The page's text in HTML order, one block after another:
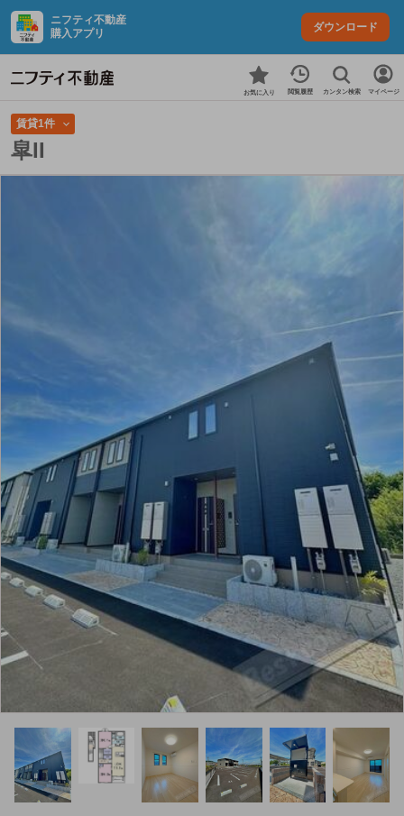
ニフティ不動産
購入アプリ
ダウンロード
お気に入り 閲覧履歴 カンタン検索 マイページ
賃貸1件
皐II